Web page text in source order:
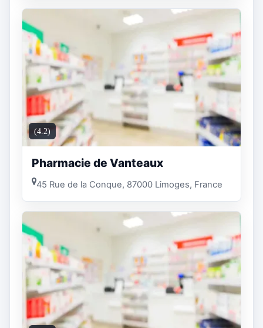
(4.2)
Pharmacie de Vanteaux
45 Rue de la Conque, 87000 Limoges, France